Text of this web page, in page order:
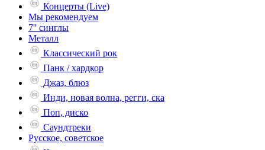
Концерты (Live)
Мы рекомендуем
7'' синглы
Металл
Классический рок
Панк / хардкор
Джаз, блюз
Инди, новая волна, регги, ска
Поп, диско
Саундтреки
Русское, советское